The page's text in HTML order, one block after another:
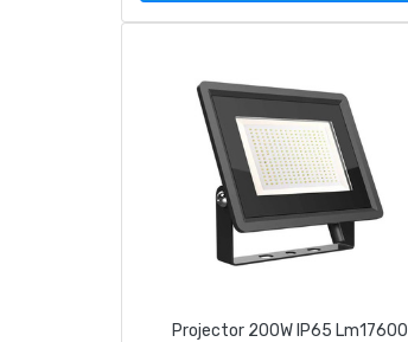
Projector 200W IP65 Lm17600